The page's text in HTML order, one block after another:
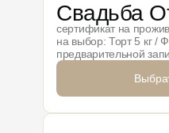
Свадьба
сертификат на
на выбор: Торт 5 кг /
предварительной